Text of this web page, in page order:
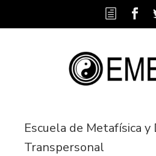
Escuela de Metafísica
Transpersonal